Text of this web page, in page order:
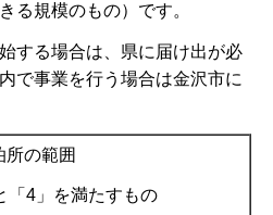
る規模のもの）です。
する場合は、県に届け出が必
で事業を行う場合は金沢市に
所の範囲
「4」を満たすもの